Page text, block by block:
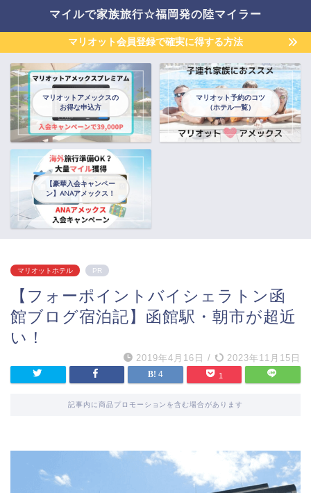
マイルで家族旅行☆福岡発の陸マイラー
マリオット会員登録で確実に得する方法
マリオットアメックスの
お得な申込方
マリオット予約のコツ
（ホテル一覧）
【豪華入会キャンペー
ン】ANAアメックス！
マリオットホテル PR
【フォーポイントバイシェラトン函
館ブログ宿泊記】函館駅・朝市が超近
い！
2019年4月16日 / 2023年11月15日
4 1
記事内に商品プロモーションを含む場合があります